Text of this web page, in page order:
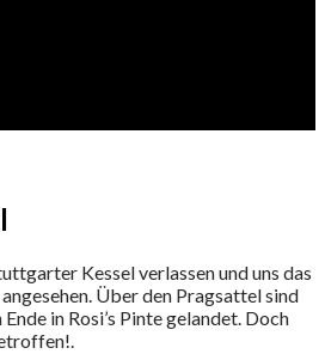
Kessel verlassen und uns das
Über den Pragsattel sind
in Rosi’s Pinte gelandet. Doch